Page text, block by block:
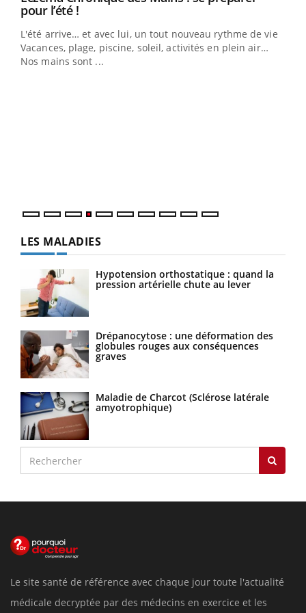
pour l’été !Youtube
L'été arrive… et avec lui, un tout nouveau rythme de vie !
Vacances, plage, piscine, soleil, activités en plein air…
Nos mains sont ...
LES MALADIES
Hypotension orthostatique : quand la
pression artérielle chute au lever
Drépanocytose : une déformation des
globules rouges aux conséquences
graves
Maladie de Charcot (Sclérose latérale
amyotrophique)
Le site santé de référence avec chaque jour toute l'actualité
médicale decryptée par des médecins en exercice et les